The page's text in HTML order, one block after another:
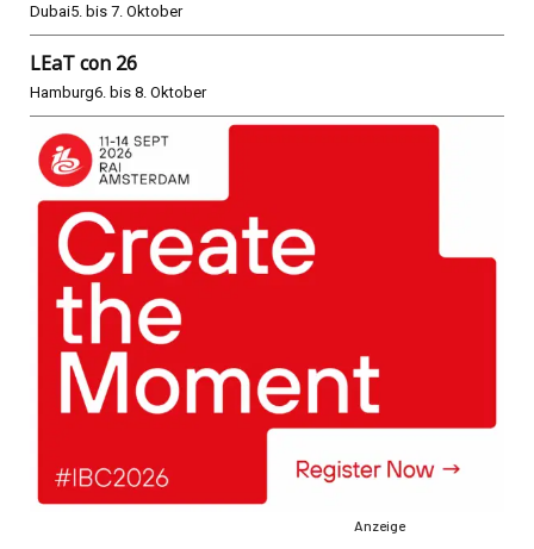
Dubai5. bis 7. Oktober
LEaT con 26
Hamburg6. bis 8. Oktober
Anzeige